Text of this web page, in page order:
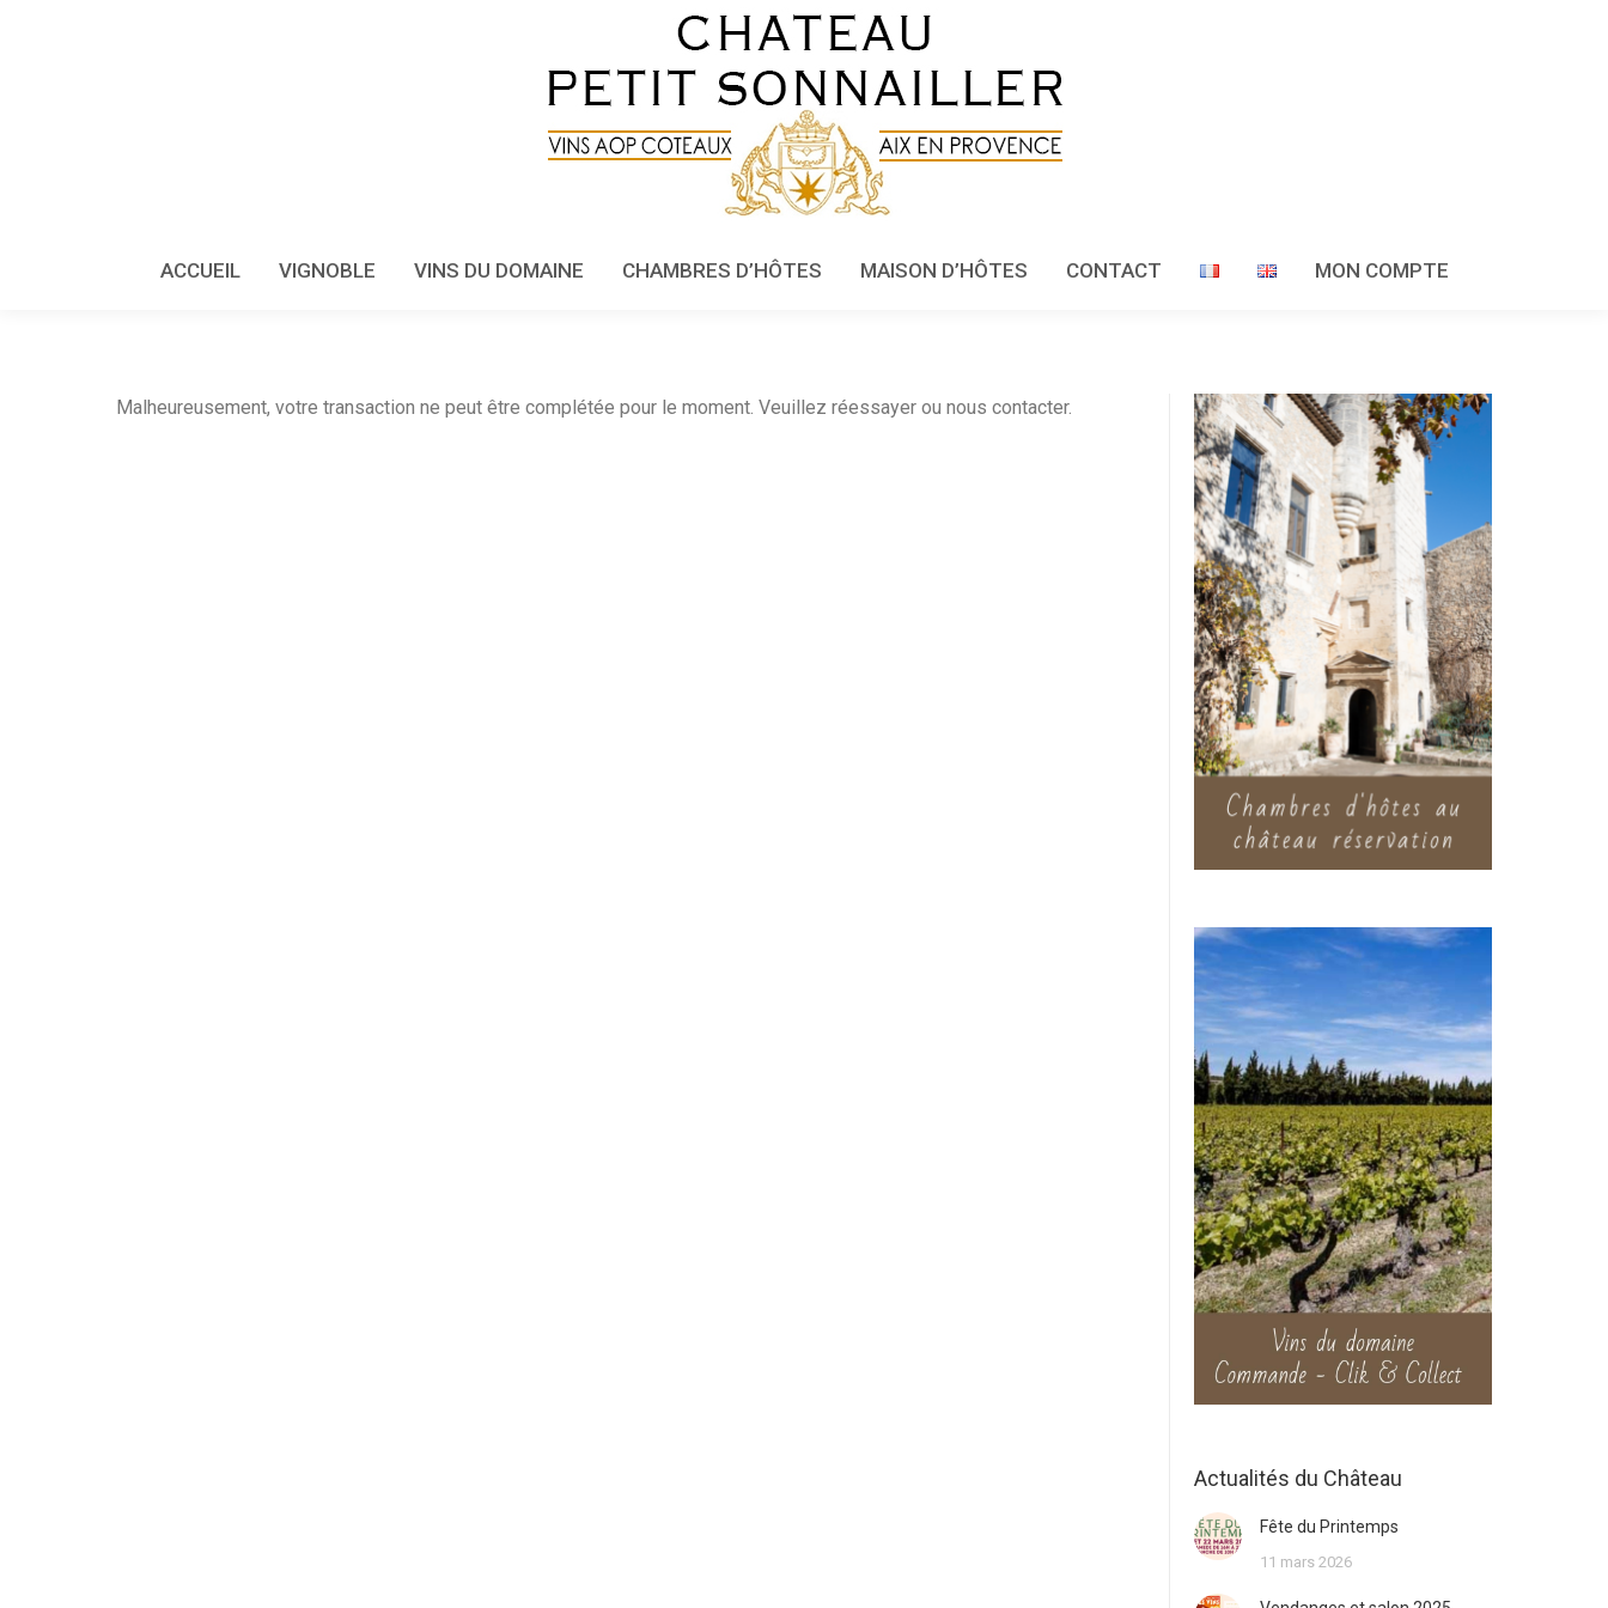
ACCUEIL VIGNOBLE VINS DU DOMAINE CHAMBRES D’HÔTES MAISON D’HÔTES CONTACT MON COMPTE
Malheureusement, votre transaction ne peut être complétée pour le moment. Veuillez réessayer ou nous contacter.
Actualités du Château
Fête du Printemps
11 mars 2026